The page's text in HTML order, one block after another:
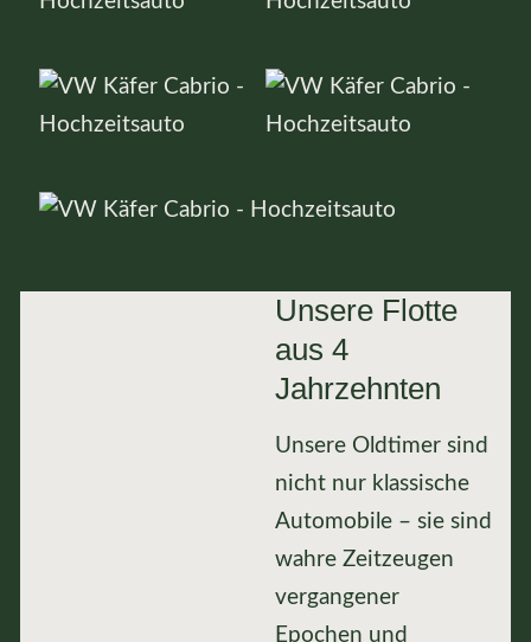
Unsere Flotte
aus 4
Jahrzehnten
Unsere Oldtimer sind
nicht nur klassische
Automobile – sie sind
wahre Zeitzeugen
vergangener
Epochen und